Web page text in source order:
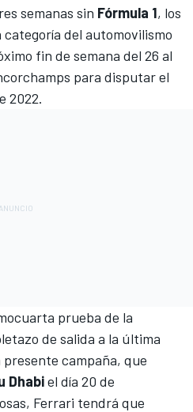
semanas sin Fórmula 1, los
categoría del automovilismo
fin de semana del 26 al
para disputar el
2022.
prueba de la
de salida a la última
campaña, que
Dhabiel día 20 de
Ferrari tendrá que